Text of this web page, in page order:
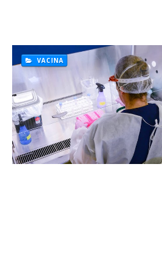
VACINA